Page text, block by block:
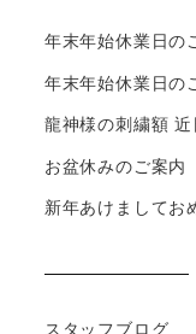
年末年始休業日の
年末年始休業日の
龍神様の刺繍額 近
お盆休みのご案内
新年あけましてお
スタッフブログ